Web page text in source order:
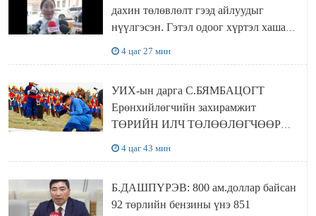
дахин төлөвлөлт гээд айлуудыг
нүүлгэсэн. Гэтэл одоог хүртэл хашаа
4 цаг 27 мин
УИХ-ын дарга С.БЯМБАЦОГТ
Ерөнхийлөгчийн захирамжит
ТӨРИЙН ИЛЧ ТӨЛӨӨЛӨГЧӨӨР
4 цаг 43 мин
Б.ДАШПҮРЭВ: 800 ам.доллар байсан
92 төрлийн бензины үнэ 851